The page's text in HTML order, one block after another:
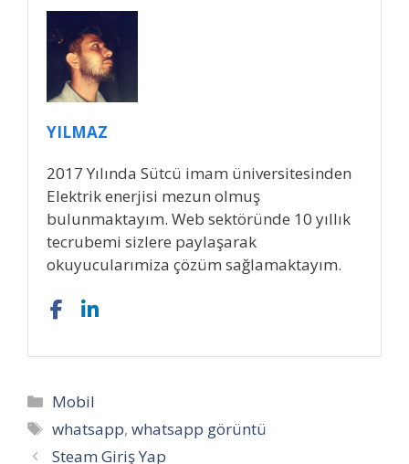
YILMAZ
2017 Yılında Sütcü imam üniversitesinden
Elektrik enerjisi mezun olmuş
bulunmaktayım. Web sektöründe 10 yıllık
tecrubemi sizlere paylaşarak
okuyucularımiza çözüm sağlamaktayım.
Kategoriler
Mobil
Etiketler
whatsapp,whatsapp görüntü
Steam Giriş Yap